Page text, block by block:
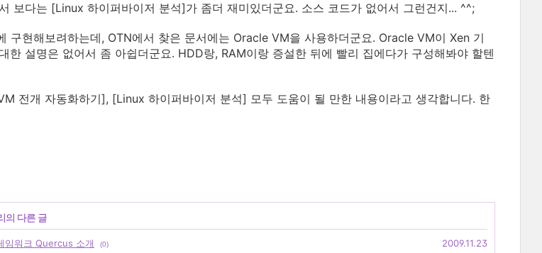
보다는 [Linux 하이퍼바이저 분석]가 좀더 재미있더군요. 소스 코드가 없어서 그런건지... ^^;
구현해보려하는데, OTN에서 찾은 문서에는 Oracle VM을 사용하더군요. Oracle VM이 Xen 기
한 설명은 없어서 좀 아쉽더군요. HDD랑, RAM이랑 증설한 뒤에 빨리 집에다가 구성해봐야 할텐
전개 자동화하기], [Linux 하이퍼바이저 분석] 모두 도움이 될 만한 내용이라고 생각합니다. 한
의 다른 글
임워크 Quercus 소개 (0)
2009.11.23